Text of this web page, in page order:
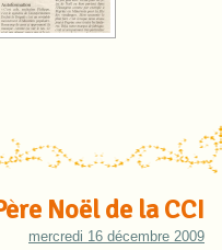
Noël de la CCI
mercredi 16 décembre 2009